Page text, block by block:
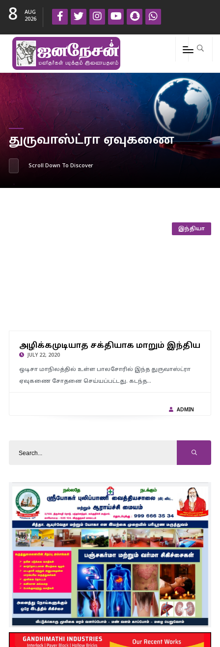
8
AUG
2026
துருவாஸ்ட்ரா ஏவுகணை
Scroll Down To Discover
பீரங்கிகளை அழிக்கும் திறன் கொண்ட துருவாஸ்ட்ரா ஏவுகணை
சோதனை வெற்றி..!
இந்தியா
அழிக்கமுடியாத சக்தியாக மாறும் இந்தியா :
JULY 22, 2020
ஒடிசா மாநிலத்தில் உள்ள பாலசோரில் இந்த துருவாஸ்ட்ரா
ஏவுகணை சோதனை செய்யப்பட்டது. கடந்த…
ADMIN